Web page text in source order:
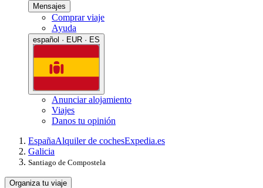
Mensajes
Comprar viaje
Ayuda
español · EUR · ES
Anunciar alojamiento
Viajes
Danos tu opinión
EspañaAlquiler de cochesExpedia.es
Galicia
Santiago de Compostela
Organiza tu viaje